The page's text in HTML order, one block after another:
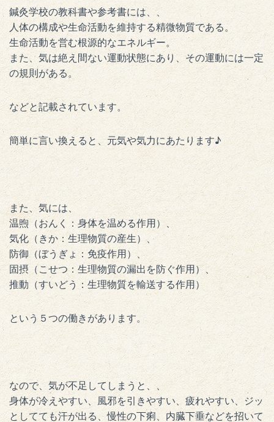
鍼灸学校の教科書や参考書には、、
人体の構成や生命活動を維持する精微物質である。
生命活動を営む根源的なエネルギー。
また、気は絶え間ない運動状態にあり、その運動には一定
の規則がある。
などと記載されています。
簡単に言い換えると、元気や気力にあたります♪
また、気には、
温煦（おんく：身体を温める作用）、
気化（きか：生理物質の産生）、
防御（ぼうぎょ：免疫作用）、
固摂（こせつ：生理物質の漏出を防ぐ作用）、
推動（すいどう：生理物質を輸送する作用）
という５つの働きがあります。
なので、気が不足してしまうと、、
身体が冷えやすい、風邪を引きやすい、疲れやすい、ジッ
としてても汗が出る、慢性の下痢、内臓下垂などを招いて